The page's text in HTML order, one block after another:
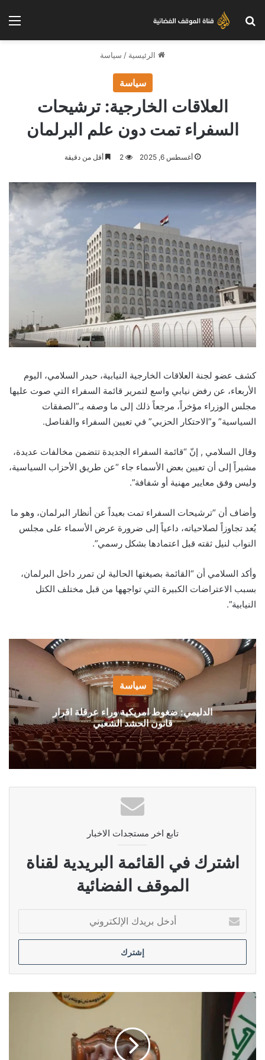
بحث عن
الرئيسية / سياسة
سياسة
العلاقات الخارجية: ترشيحات
السفراء تمت دون علم البرلمان
أغسطس 6, 2025 2 أقل من دقيقة
كشف عضو لجنة العلاقات الخارجية النيابية، حيدر السلامي، اليوم
الأربعاء، عن رفض نيابي واسع لتمرير قائمة السفراء التي صوت عليها
مجلس الوزراء مؤخراً، مرجعاً ذلك إلى ما وصفه بـ”الصفقات
السياسية” و”الاحتكار الحزبي” في تعيين السفراء والقناصل.
وقال السلامي , إنّ “قائمة السفراء الجديدة تتضمن مخالفات عديدة،
مشيراً إلى أن تعيين بعض الأسماء جاء “عن طريق الأحزاب السياسية،
وليس وفق معايير مهنية أو شفافة”.
وأضاف أن “ترشيحات السفراء تمت بعيداً عن أنظار البرلمان، وهو ما
يُعد تجاوزاً لصلاحياته، داعياً إلى ضرورة عرض الأسماء على مجلس
النواب لنيل ثقته قبل اعتمادها بشكل رسمي”.
وأكد السلامي أن “القائمة بصيغتها الحالية لن تمرر داخل البرلمان،
بسبب الاعتراضات الكبيرة التي تواجهها من قبل مختلف الكتل
النيابية”.
سياسة
الدليمي: ضغوط امريكية وراء عرقلة اقرار
قانون الحشد الشعبي
تابع اخر مستجدات الاخبار
اشترك في القائمة البريدية لقناة
الموقف الفضائية
بريدك
الإلكتروني
برلماني
المشهداني
بتعطيل
العمل